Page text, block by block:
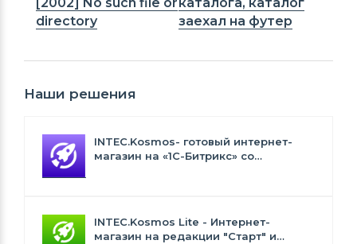
directory
заехал на футер
Наши решения
INTEC.Kosmos- готовый интернет-
магазин на «1С-Битрикс» со
INTEC.Kosmos Lite - Интернет-
магазин на редакции "Старт" и